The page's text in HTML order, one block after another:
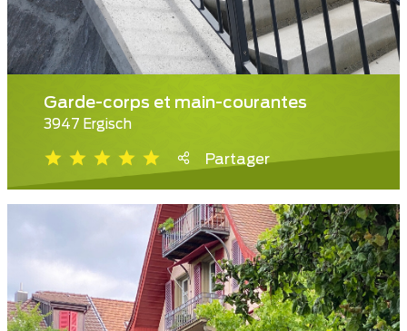
Garde-corps et main-courantes
3947 Ergisch
Partager